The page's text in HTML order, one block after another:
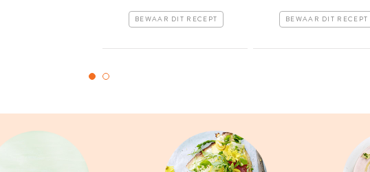
BEWAAR DIT RECEPT BEWAAR DIT RECEPT